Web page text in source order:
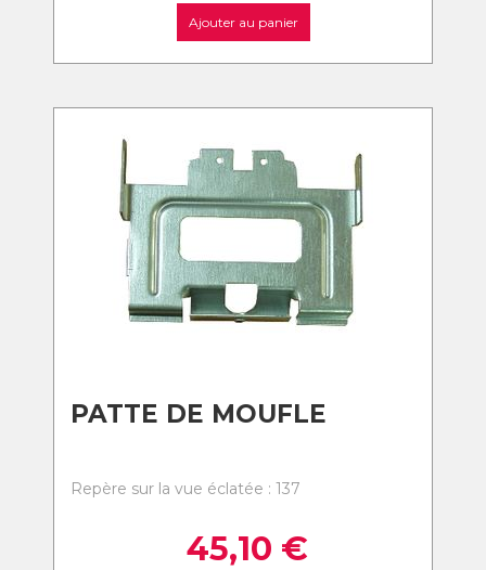
Ajouter au panier
PATTE DE MOUFLE
Repère sur la vue éclatée : 137
45,10 €